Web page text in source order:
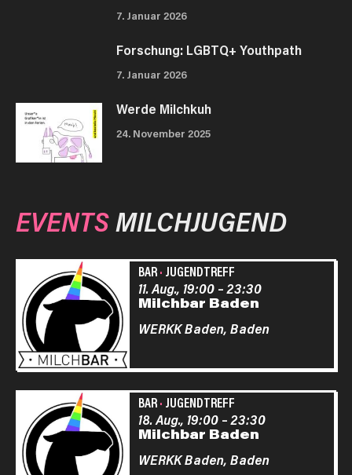
7. Januar 2026
Forschung: LGBTQ+ Youthpath
7. Januar 2026
Werde Milchkuh
24. November 2025
EVENTSMILCHJUGEND
BAR· JUGENDTREFF
Milchbar Baden
11. Aug., 19:00–23:30
WERKK Baden, Baden
BAR· JUGENDTREFF
Milchbar Baden
18. Aug., 19:00–23:30
WERKK Baden, Baden